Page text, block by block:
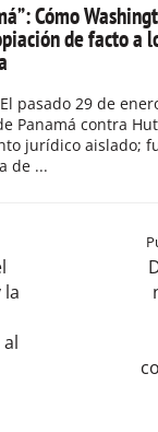
Cómo
de facto a
pasado 29 de
Panamá contra
jurídico aislado;
de ...
la